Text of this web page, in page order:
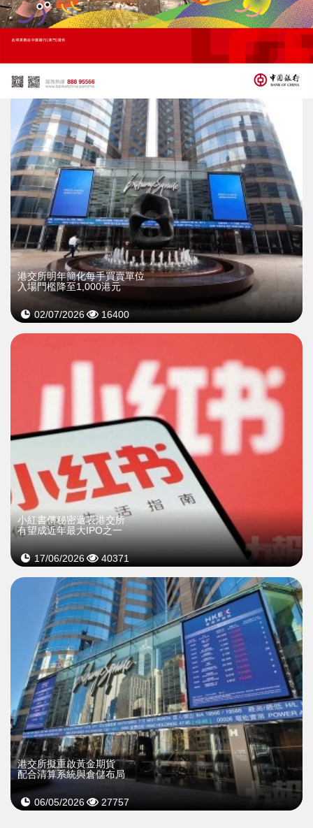
港交所明年簡化每手買賣單位
入場門檻降至1,000港元
港交所明年簡化每手買賣單位
入場門檻降至1,000港元
02/07/2026 16400
小紅書傳秘密遞表港交所
有望成近年最大IPO之一
17/06/2026 40371
港交所擬重啟黃金期貨
配合清算系統與倉儲布局
06/05/2026 27757